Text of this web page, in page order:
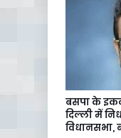
बसपा के
दिल्ली में
विधानसभा,